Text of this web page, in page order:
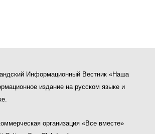
Информационный Вестник «Наша
издание на русском языке и
организация «Все вместе»